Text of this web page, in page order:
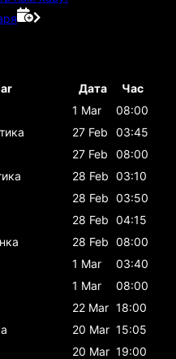
Дата
Час
1 Mar
08:00
27 Feb
03:45
27 Feb
08:00
28 Feb 03:10
28 Feb 03:50
28 Feb 04:15
28 Feb 08:00
1 Mar
03:40
1 Mar
08:00
22 Mar 18:00
20 Mar 15:05
20 Mar 19:00